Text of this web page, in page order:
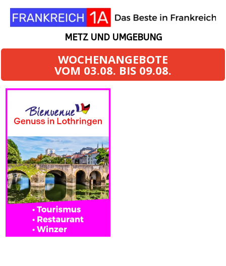
METZ UND UMGEBUNG
WOCHENANGEBOTE
VOM 03.08. BIS 09.08.